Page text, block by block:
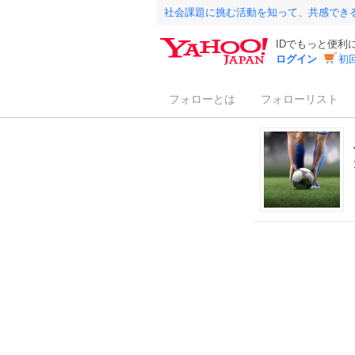
社会課題に挑む活動を知って、共感でき
IDでもっと便利
ログイン
初
フォローとは フォローリスト